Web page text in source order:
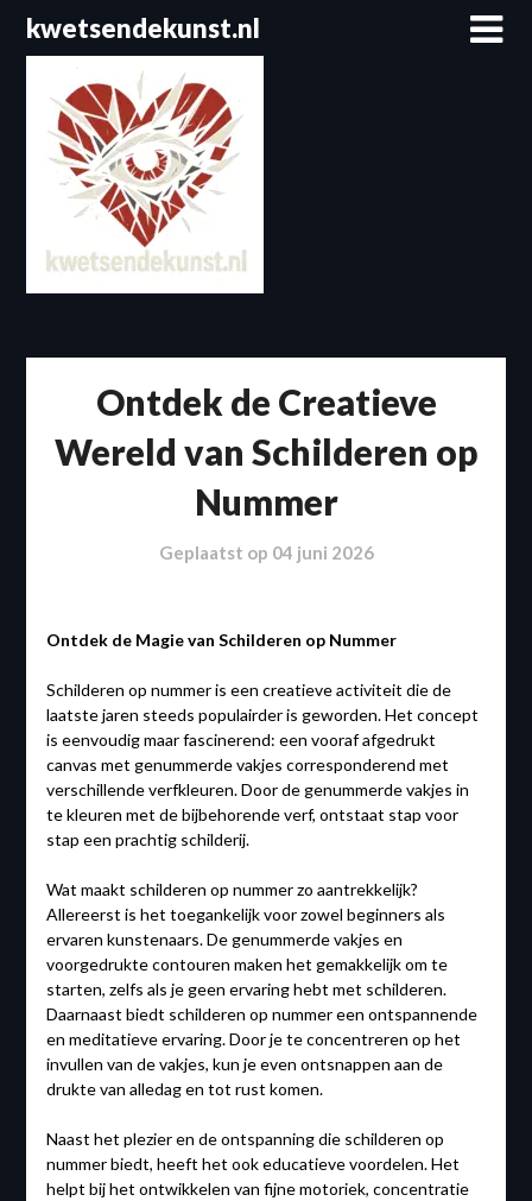
Spring
naar
inhoud
kwetsendekunst.nl
Ontdek de Creatieve
Wereld van Schilderen op
Nummer
Geplaatst op 04 juni 2026
Ontdek de Magie van Schilderen op Nummer
Schilderen op nummer is een creatieve activiteit die de
laatste jaren steeds populairder is geworden. Het concept
is eenvoudig maar fascinerend: een vooraf afgedrukt
canvas met genummerde vakjes corresponderend met
verschillende verfkleuren. Door de genummerde vakjes in
te kleuren met de bijbehorende verf, ontstaat stap voor
stap een prachtig schilderij.
Wat maakt schilderen op nummer zo aantrekkelijk?
Allereerst is het toegankelijk voor zowel beginners als
ervaren kunstenaars. De genummerde vakjes en
voorgedrukte contouren maken het gemakkelijk om te
starten, zelfs als je geen ervaring hebt met schilderen.
Daarnaast biedt schilderen op nummer een ontspannende
en meditatieve ervaring. Door je te concentreren op het
invullen van de vakjes, kun je even ontsnappen aan de
drukte van alledag en tot rust komen.
Naast het plezier en de ontspanning die schilderen op
nummer biedt, heeft het ook educatieve voordelen. Het
helpt bij het ontwikkelen van fijne motoriek, concentratie